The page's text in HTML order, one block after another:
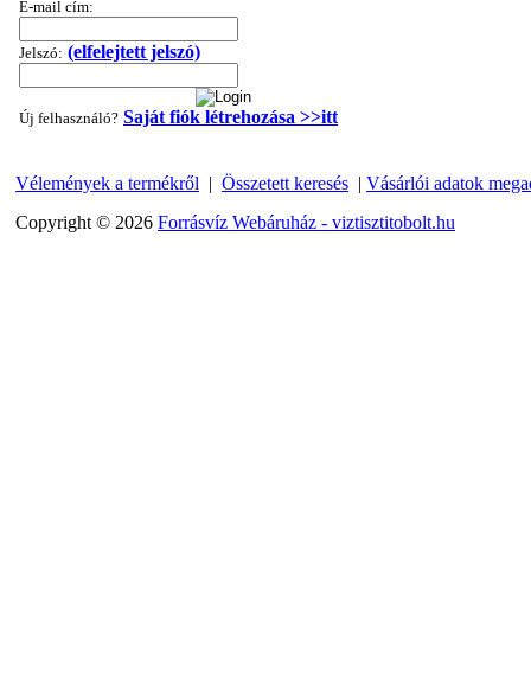
320,-Ft
"T" elosztó-idom 1/4"x3/8"x1/4", Quick
E-mail cím:
Jelszó: (elfelejtett jelszó)
Új felhasználó? Saját fiók létrehozása >>itt
Vélemények a termékről | Összetett keresés | Vásárlói adatok
Copyright © 2026 Forrásvíz Webáruház - viztisztitobolt.hu